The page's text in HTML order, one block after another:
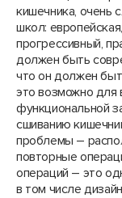
кишечника, очень
школ:
прогрессивный,
должен быть
что он должен
это возможно для
функциональной
сшиванию
проблемы –
повторные
операций – это
в том числе